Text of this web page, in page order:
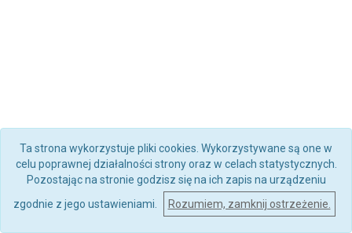
Ta strona wykorzystuje pliki cookies. Wykorzystywane są one w
celu poprawnej działalności strony oraz w celach statystycznych.
Pozostając na stronie godzisz się na ich zapis na urządzeniu
zgodnie z jego ustawieniami.
Rozumiem, zamknij ostrzeżenie.